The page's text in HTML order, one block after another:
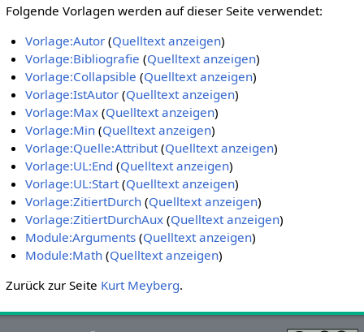
Folgende Vorlagen werden auf dieser Seite verwendet:
Vorlage:Autor (Quelltext anzeigen)
Vorlage:Bibliografie (Quelltext anzeigen)
Vorlage:Collapsible (Quelltext anzeigen)
Vorlage:IstAutor (Quelltext anzeigen)
Vorlage:Max (Quelltext anzeigen)
Vorlage:Min (Quelltext anzeigen)
Vorlage:Quelle:Attribut(Quelltext anzeigen)
Vorlage:UL:End (Quelltext anzeigen)
Vorlage:UL:Start(Quelltext anzeigen)
Vorlage:ZitiertDurch (Quelltext anzeigen)
Vorlage:ZitiertDurchAux (Quelltext anzeigen)
Module:Arguments (Quelltext anzeigen)
Module:Math (Quelltext anzeigen)
Zurück zur Seite Kurt Meyberg.